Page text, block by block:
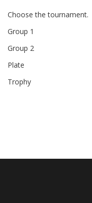
Choose the tournament.
Group 1
Group 2
Plate
Trophy